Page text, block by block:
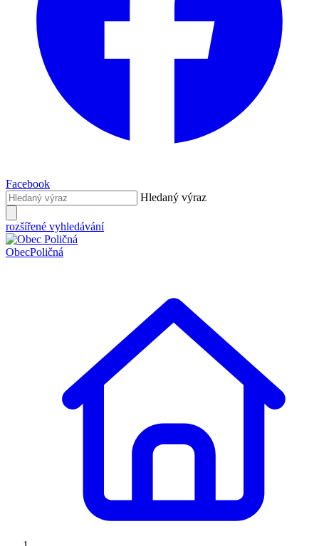
Facebook
Hledaný výraz
rozšířené vyhledávání
ObecPoličná